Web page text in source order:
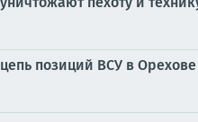
позиций ВСУ в